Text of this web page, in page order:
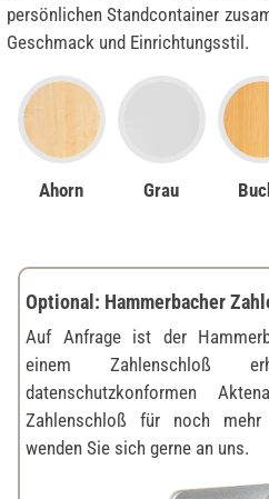
persönlichen Standcontainer
Geschmack und Einrichtungsstil.
Ahorn Grau
Optional: Hammerbacher
Auf Anfrage ist der
einem Zahlenschloß
datenschutzkonformen
Zahlenschloß für noch
wenden Sie sich gerne an uns.